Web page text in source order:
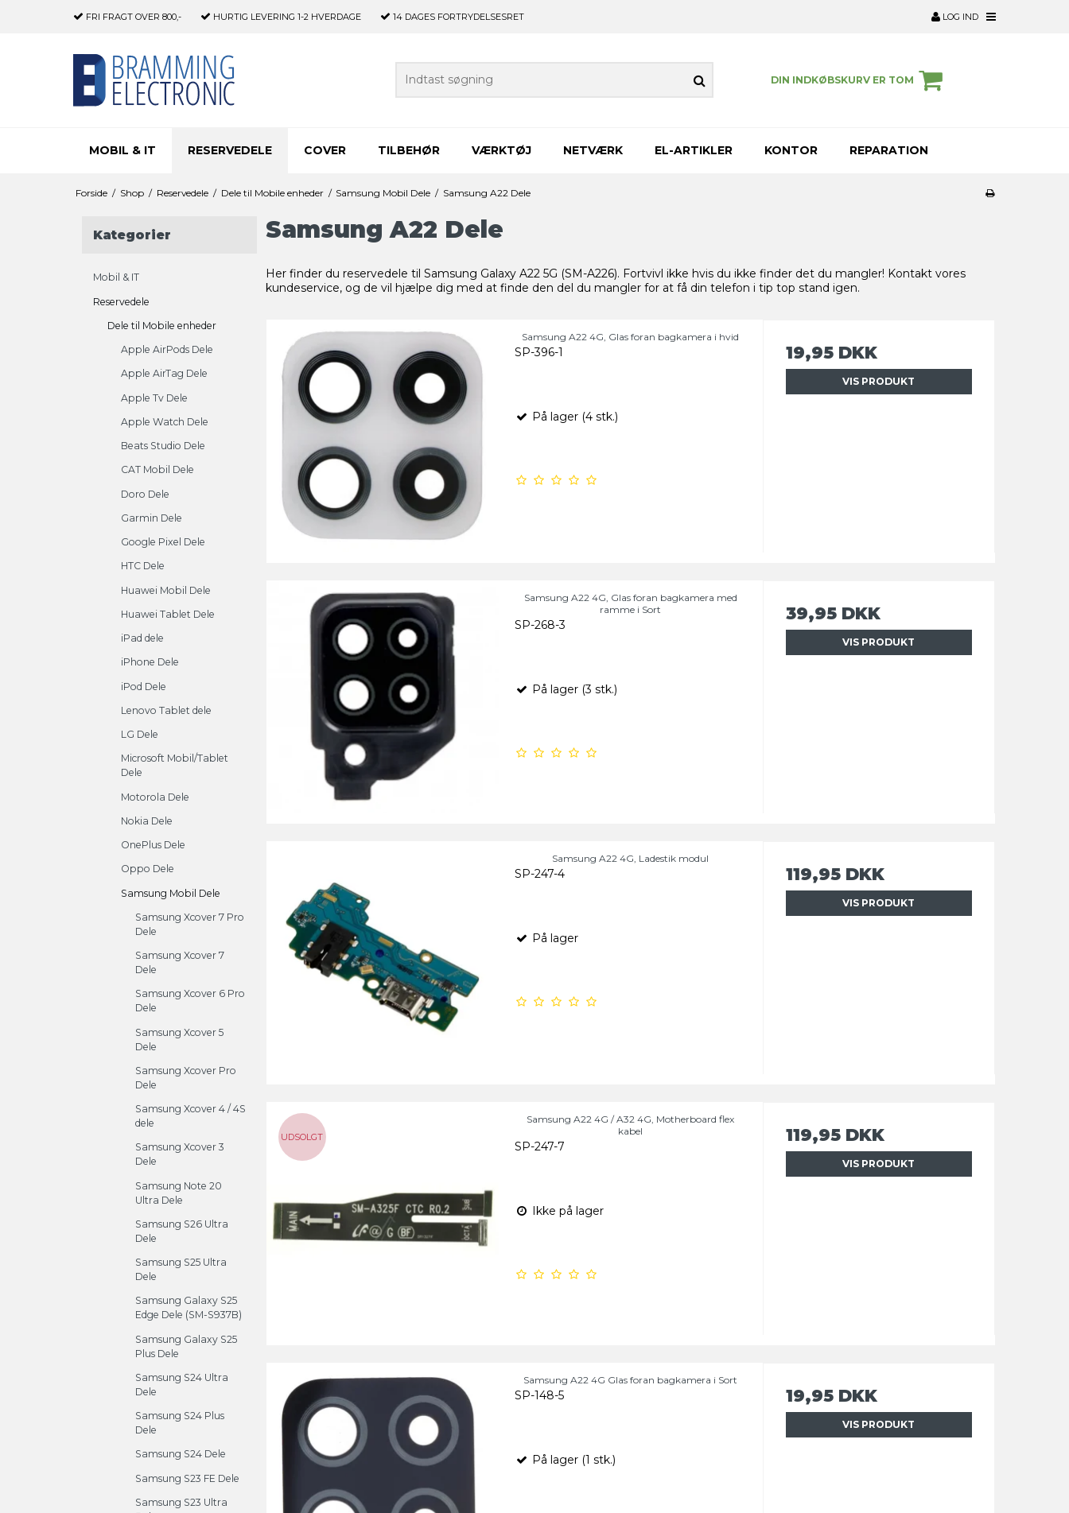
FRI FRAGT OVER 800,- HURTIG LEVERING 1-2 HVERDAGE 14 DAGES FORTRYDELSESRET LOG IND
DIN INDKØBSKURV ER TOM
MOBIL & IT RESERVEDELE COVER TILBEHØR VÆRKTØJ NETVÆRK EL-ARTIKLER KONTOR REPARATION
Forside / Shop / Reservedele / Dele til Mobile enheder / Samsung Mobil Dele / Samsung A22 Dele
Kategorier
Mobil & IT
Reservedele
Dele til Mobile enheder
Apple AirPods Dele
Apple AirTag Dele
Apple Tv Dele
Apple Watch Dele
Beats Studio Dele
CAT Mobil Dele
Doro Dele
Garmin Dele
Google Pixel Dele
HTC Dele
Huawei Mobil Dele
Huawei Tablet Dele
iPad dele
iPhone Dele
iPod Dele
Lenovo Tablet dele
LG Dele
Microsoft Mobil/Tablet
Dele
Motorola Dele
Nokia Dele
OnePlus Dele
Oppo Dele
Samsung Mobil Dele
Samsung Xcover 7 Pro
Dele
Samsung Xcover 7
Dele
Samsung Xcover 6 Pro
Dele
Samsung Xcover 5
Dele
Samsung Xcover Pro
Dele
Samsung Xcover 4 / 4S
dele
Samsung Xcover 3
Dele
Samsung Note 20
Ultra Dele
Samsung S26 Ultra
Dele
Samsung S25 Ultra
Dele
Samsung Galaxy S25
Edge Dele (SM-S937B)
Samsung Galaxy S25
Plus Dele
Samsung S24 Ultra
Dele
Samsung S24 Plus
Dele
Samsung S24 Dele
Samsung S23 FE Dele
Samsung S23 Ultra
Samsung A22 Dele
Her finder du reservedele til Samsung Galaxy A22 5G (SM-A226). Fortvivl ikke hvis du ikke finder det du mangler! Kontakt vores
kundeservice, og de vil hjælpe dig med at finde den del du mangler for at få din telefon i tip top stand igen.
Samsung A22 4G, Glas foran bagkamera i hvid
SP-396-1
På lager (4 stk.)
19,95 DKK
VIS PRODUKT
Samsung A22 4G, Glas foran bagkamera med
ramme i Sort
SP-268-3
På lager (3 stk.)
39,95 DKK
VIS PRODUKT
Samsung A22 4G, Ladestik modul
SP-247-4
På lager
119,95 DKK
VIS PRODUKT
UDSOLGT
Samsung A22 4G / A32 4G, Motherboard flex
kabel
SP-247-7
Ikke på lager
119,95 DKK
VIS PRODUKT
Samsung A22 4G Glas foran bagkamera i Sort
SP-148-5
På lager (1 stk.)
19,95 DKK
VIS PRODUKT